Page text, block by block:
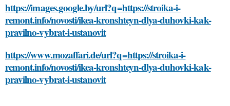
https://images.google.by/url?q=https://stroika-i-
remont.info/novosti/ikea-kronshteyn-dlya-duhovki-kak-
pravilno-vybrat-i-ustanovit
https://www.mozaffari.de/url?q=https://stroika-i-
remont.info/novosti/ikea-kronshteyn-dlya-duhovki-kak-
pravilno-vybrat-i-ustanovit